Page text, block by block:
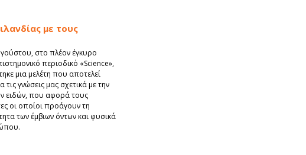
με τους
στο πλέον έγκυρο
περιοδικό «Science»,
μια μελέτη που αποτελεί
τις γνώσεις μας σχετικά με την
ειδών, που αφορά τους
οι οποίοι προάγουν τη
των έμβιων όντων και φυσικά